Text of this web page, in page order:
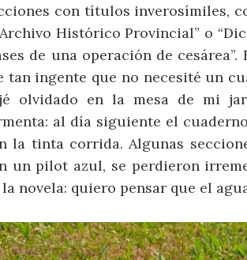
con títulos inverosímiles,
Histórico Provincial” o
de una operación de
tan ingente que no necesité un
olvidado en la mesa de mi
al día siguiente el
la tinta corrida. Algunas
un pilot azul, se perdieron
la novela: quiero pensar que el